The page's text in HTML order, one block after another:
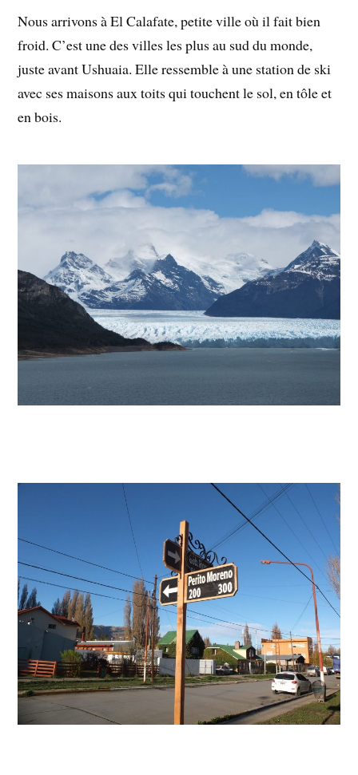
Nous arrivons à El Calafate, petite ville où il fait bien
froid. C’est une des villes les plus au sud du monde,
juste avant Ushuaia. Elle ressemble à une station de ski
avec ses maisons aux toits qui touchent le sol, en tôle et
en bois.